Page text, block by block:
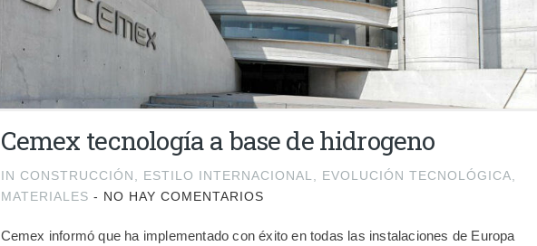
Cemex tecnología a base de hidrogeno
IN CONSTRUCCIÓN ESTILO INTERNACIONAL EVOLUCIÓN TECNOLÓGICA
MATERIALES - NO HAY COMENTARIOS
Cemex informó que ha implementado con éxito en todas las instalaciones de Europa